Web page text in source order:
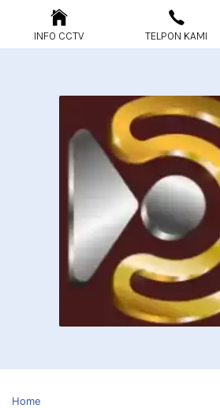
Home
INFO CCTV TELPON KAMI